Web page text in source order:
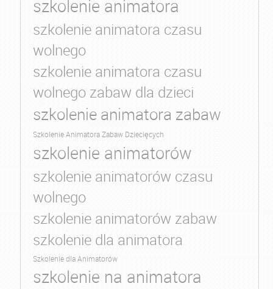
szkolenie animatora
szkolenie animatora czasu
wolnego
szkolenie animatora czasu
wolnego zabaw dla dzieci
szkolenie animatora zabaw
Szkolenie Animatora Zabaw Dziecięcych
szkolenie animatorów
szkolenie animatorów czasu
wolnego
szkolenie animatorów zabaw
szkolenie dla animatora
Szkolenie dla Animatorów
szkolenie na animatora